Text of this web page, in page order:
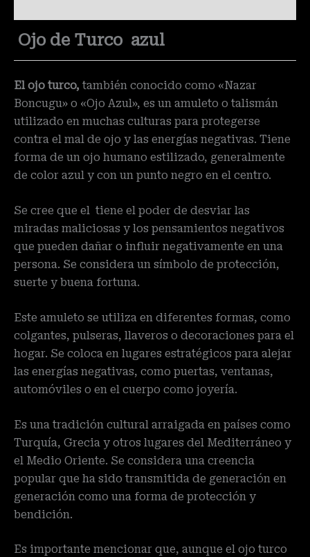
Ojo de Turco azul
El ojo turco, también conocido como «Nazar
Boncugu» o «Ojo Azul», es un amuleto o talismán
utilizado en muchas culturas para protegerse
contra el mal de ojo y las energías negativas. Tiene
forma de un ojo humano estilizado, generalmente
de color azul y con un punto negro en el centro.
Se cree que el tiene el poder de desviar las
miradas maliciosas y los pensamientos negativos
que pueden dañar o influir negativamente en una
persona. Se considera un símbolo de protección,
suerte y buena fortuna.
Este amuleto se utiliza en diferentes formas, como
colgantes, pulseras, llaveros o decoraciones para el
hogar. Se coloca en lugares estratégicos para alejar
las energías negativas, como puertas, ventanas,
automóviles o en el cuerpo como joyería.
Es una tradición cultural arraigada en países como
Turquía, Grecia y otros lugares del Mediterráneo y
el Medio Oriente. Se considera una creencia
popular que ha sido transmitida de generación en
generación como una forma de protección y
bendición.
Es importante mencionar que, aunque el ojo turco